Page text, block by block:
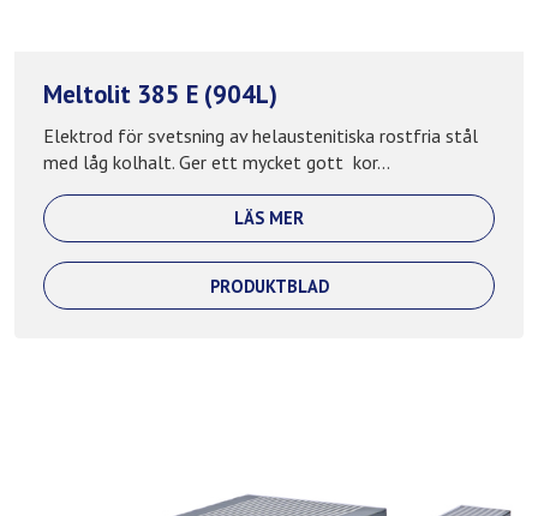
Meltolit 385 E (904L)
Elektrod för svetsning av helaustenitiska rostfria stål
med låg kolhalt. Ger ett mycket gott kor...
LÄS MER
PRODUKTBLAD